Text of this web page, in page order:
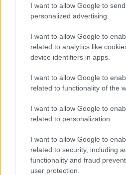
I want to allow Google to
personalized advertising.
I want to allow Google to
related to analytics like
device identifiers in apps.
I want to allow Google to
related to functionality of the
I want to allow Google to
related to personalization.
I want to allow Google to
related to security, including
functionality and fraud
user protection.
Persze, sokan biztos nem
összejön Patrick és Lisbon,
összeillenek és ahogyan
első ilyen romantikus
akkor, amikor kedvenc
ilyen felfokozott érzelmű
tudom mennyire köszönhető
mennyire az íróknak, de egy
akit ha valaki megkedvel,
vele érzeni és ez a rész pont
Lisbon-nál is, a sorozatban
igazán nő és nem csak